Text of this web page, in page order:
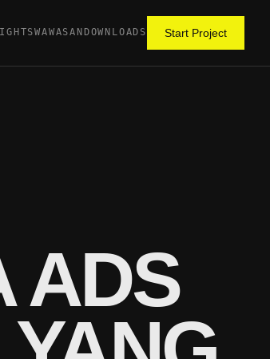
WAWASANDOWNLOADS Start Project
ADS